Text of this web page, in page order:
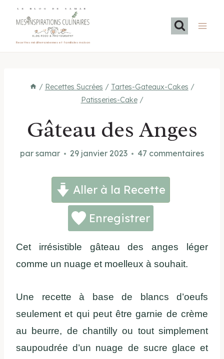
LE BLOG DE SAMAR
Recettes méditerranéennes et familiales maison
/ Recettes Sucrées / Tartes-Gateaux-Cakes /
Patisseries-Cake /
Gâteau des Anges
par samar 29 janvier 2023 47 commentaires
Aller à la Recette
Enregistrer
Cet irrésistible gâteau des anges léger
comme un nuage et moelleux à souhait.
Une recette à base de blancs d’oeufs
seulement et qui peut être garnie de crème
au beurre, de chantilly ou tout simplement
saupoudrée d’un nuage de sucre glace et